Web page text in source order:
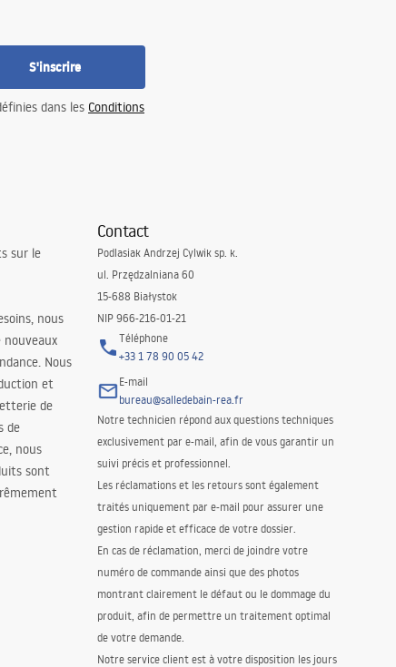
S'inscrire
dans les Conditions
sur le
nous
Nous
et
de
de
nous
sont
Contact
Podlasiak Andrzej Cylwik sp. k.
ul. Przędzalniana 60
15-688 Białystok
NIP 966-216-01-21
Téléphone
+33 1 78 90 05 42
E-mail
bureau@salledebain-rea.fr
Notre technicien répond aux questions techniques
exclusivement par e-mail, afin de vous garantir un
suivi précis et professionnel.
Les réclamations et les retours sont également
traités uniquement par e-mail pour assurer une
gestion rapide et efficace de votre dossier.
En cas de réclamation, merci de joindre votre
numéro de commande ainsi que des photos
montrant clairement le défaut ou le dommage du
produit, afin de permettre un traitement optimal
de votre demande.
Notre service client est à votre disposition les jours